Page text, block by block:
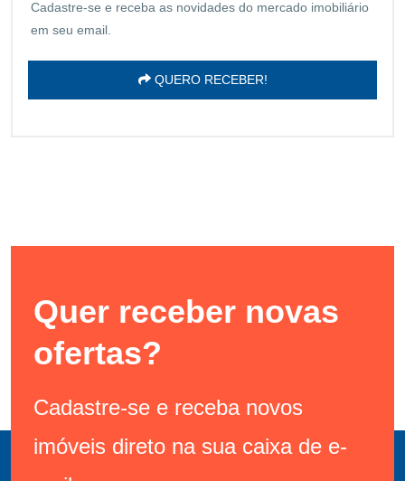
Cadastre-se e receba as novidades do mercado imobiliário
em seu email.
QUERO RECEBER!
Quer receber novas
ofertas?
Cadastre-se e receba novos
imóveis direto na sua caixa de e-